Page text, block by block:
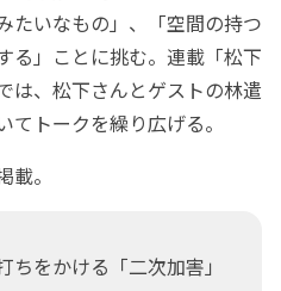
たいなもの」、「空間の持つ
る」ことに挑む。連載「松下
、松下さんとゲストの林遣
トークを繰り広げる。
。
をかける「二次加害」